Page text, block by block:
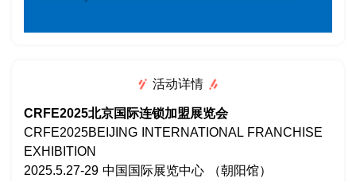
活动详情
CRFE2025北京国际连锁加盟展览会
CRFE2025BEIJING INTERNATIONAL FRANCHISE
EXHIBITION
2025.5.27-29 中国国际展览中心 （朝阳馆）